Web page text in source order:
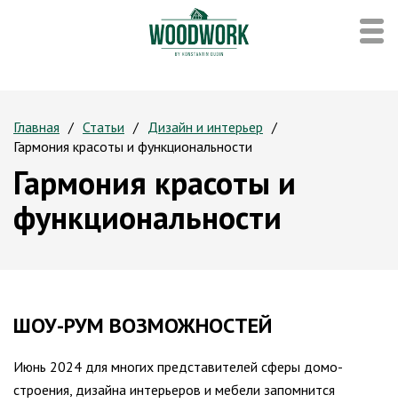
Главная Статьи
Дизайн и интерьер
Гармония красоты и функциональности
Гармония красоты и
функциональности
ШОУ-РУМ ВОЗМОЖНОСТЕЙ
Июнь 2024 для многих представителей сферы домо-
строения, дизайна интерьеров и мебели запомнится